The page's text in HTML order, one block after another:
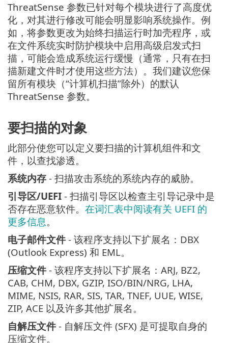
ThreatSense 参数已针对每个模块进行了高度优
化，对其进行修改可能会明显影响系统操作。例
如，将参数更改为始终扫描运行时加壳程序，或
在文件系统实时防护模块中启用高级启发式扫
描，可能会造成系统运行缓慢（通常，只有在扫
描新建文件时才使用这些方法）。我们建议您保
留所有模块（“计算机扫描”除外）的默认
ThreatSense 参数。
要扫描的对象
此部分使您可以定义要扫描的计算机组件和文
件，以查找渗透。
系统内存 - 扫描攻击系统的系统内存的威胁。
引导区/UEFI - 扫描引导区以检查主引导记录中是
否存在恶意软件。 在词汇表中阅读有关 UEFI 的
更多信息。
电子邮件文件 - 该程序支持以下扩展名：DBX
(Outlook Express) 和 EML。
压缩文件 - 该程序支持以下扩展名：ARJ, BZ2,
CAB, CHM, DBX, GZIP, ISO/BIN/NRG, LHA,
MIME, NSIS, RAR, SIS, TAR, TNEF, UUE, WISE,
ZIP, ACE 以及许多其他扩展名。
自解压文件 - 自解压文件 (SFX) 是可提取自身的
压缩文件。